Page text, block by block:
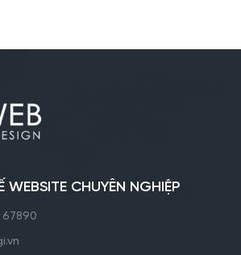
WEBSITE CHUYÊN NGHIỆP